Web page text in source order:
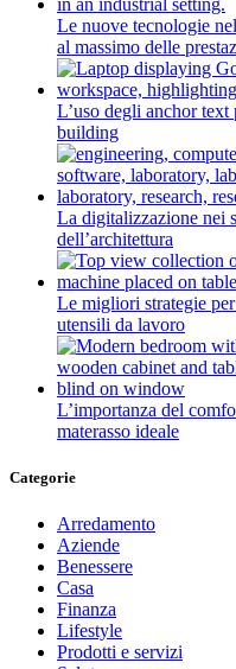
Le nuove tecnologie
al massimo delle
L’uso degli anchor
building
La digitalizzazione nei
dell’architettura
Le migliori strategie
utensili da lavoro
L’importanza del
materasso ideale
Categorie
Arredamento
Aziende
Benessere
Casa
Finanza
Lifestyle
Prodotti e servizi